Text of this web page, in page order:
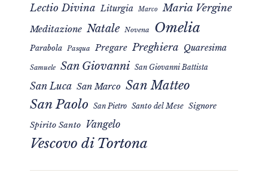
Lectio Divina Liturgia Marco Maria Vergine
Meditazione Natale Novena Omelia
Parabola Pasqua Pregare Preghiera Quaresima
Samuele San Giovanni San Giovanni Battista
San Luca San Marco San Matteo
San Paolo San Pietro Santo del Mese Signore
Spirito Santo Vangelo
Vescovo di Tortona